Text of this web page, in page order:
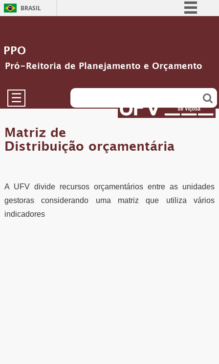
BRASIL
Acesso à informação
Legislação
PPO
Pró-Reitoria de Planejamento e Orçamento
☰
Matriz de
Distribuição orçamentária
A UFV divide recursos orçamentários entre as unidades
gestoras considerando uma matriz que utiliza vários
indicadores